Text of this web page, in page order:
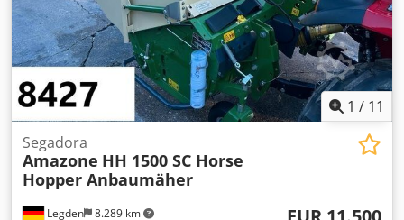
1 / 11
Legden 8.289 km
Segadora
Amazone HH 1500 SC Horse
Hopper Anbaumäher